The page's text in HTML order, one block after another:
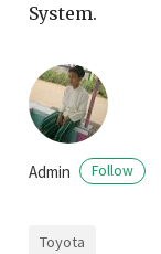
System.
Admin Follow
Toyota